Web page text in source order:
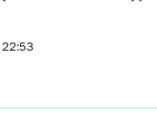
22:53